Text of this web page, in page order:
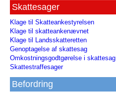
Skattesager
Klage til Skatteankestyrelsen
Klage til skatteankenævnet
Klage til Landsskatteretten
Genoptagelse af skattesag
Omkostningsgodtgørelse i skattesag
Skattestraffesager
Befordring